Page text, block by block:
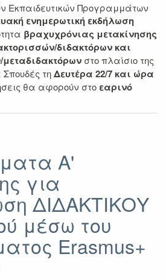
Εκπαιδευτικών Προγραμμάτων
ενημερωτική εκδήλωση
βραχυχρόνιας μετακίνησης
διδακτόρων και
στο πλαίσιο της
τηΔευτέρα 22/7 και ώρα
θα αφορούν στο εαρινό
Α'
για
ΔΙΔΑΚΤΙΚΟΥ
μέσω του
Erasmus+